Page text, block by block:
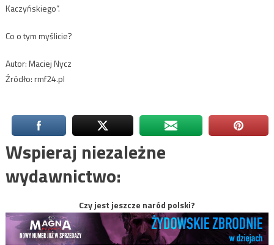
Kaczyńskiego”.
Co o tym myślicie?
Autor: Maciej Nycz
Źródło: rmf24.pl
Wspieraj niezależne
wydawnictwo:
Czy jest jeszcze naród polski?